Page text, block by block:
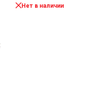
Нет в наличии